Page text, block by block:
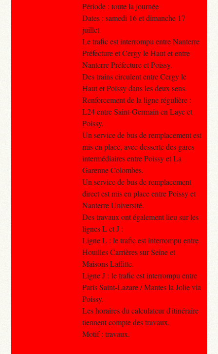
Période : toute la journée
Dates : samedi 16 et dimanche 17
juillet
Le trafic est interrompu entre Nanterre
Préfecture et Cergy le Haut et entre
Nanterre Préfecture et Poissy.
Des trains circulent entre Cergy le
Haut et Poissy dans les deux sens.
Renforcement de la ligne régulière :
L24 entre Saint-Germain en Laye et
Poissy.
Un service de bus de remplacement est
mis en place, avec desserte des gares
intermédiaires entre Poissy et La
Garenne Colombes.
Un service de bus de remplacement
direct est mis en place entre Poissy et
Nanterre Université.
Des travaux ont également lieu sur les
lignes L et J :
Ligne L : le trafic est interrompu entre
Houilles Carrières sur Seine et
Maisons Laffitte.
Ligne J : le trafic est interrompu entre
Paris Saint-Lazare / Mantes la Jolie via
Poissy.
Les horaires du calculateur d'itinéraire
tiennent compte des travaux.
Motif : travaux.